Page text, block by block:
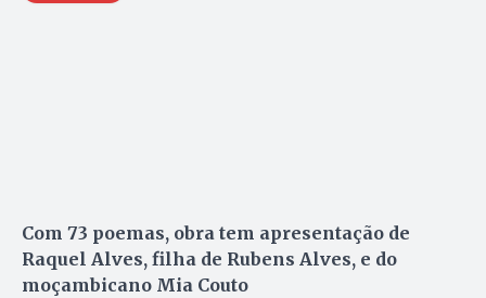
Com 73 poemas, obra tem apresentação de
Raquel Alves, filha de Rubens Alves, e do
moçambicano Mia Couto